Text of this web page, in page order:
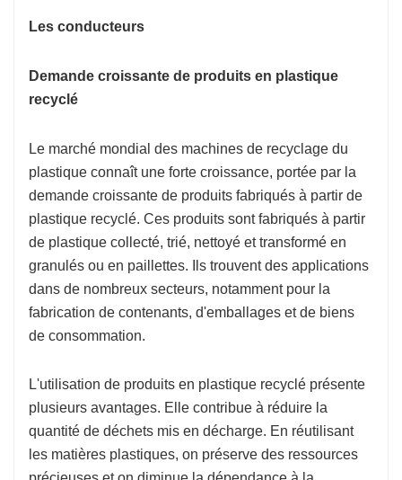
Les conducteurs
Demande croissante de produits en plastique
recyclé
Le marché mondial des machines de recyclage du
plastique connaît une forte croissance, portée par la
demande croissante de produits fabriqués à partir de
plastique recyclé. Ces produits sont fabriqués à partir
de plastique collecté, trié, nettoyé et transformé en
granulés ou en paillettes. Ils trouvent des applications
dans de nombreux secteurs, notamment pour la
fabrication de contenants, d'emballages et de biens
de consommation.
L'utilisation de produits en plastique recyclé présente
plusieurs avantages. Elle contribue à réduire la
quantité de déchets mis en décharge. En réutilisant
les matières plastiques, on préserve des ressources